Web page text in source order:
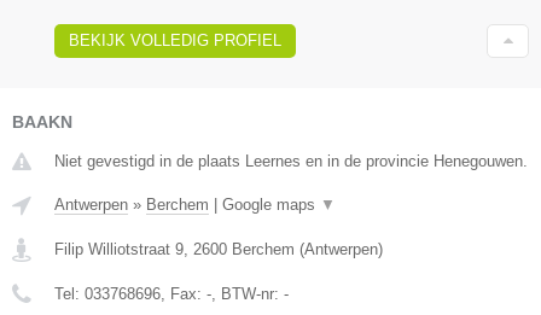
BEKIJK VOLLEDIG PROFIEL
BAAKN
Niet gevestigd in de plaats Leernes en in de provincie Henegouwen.
Antwerpen » Berchem Google maps ▼
Filip Williotstraat 9 2600 Berchem (Antwerpen)
Tel: 033768696 , Fax: - , BTW-nr: -